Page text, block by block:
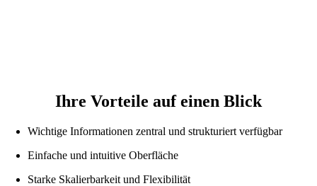
Ihre Vorteile auf einen Blick
Wichtige Informationen zentral und strukturiert verfügbar
Einfache und intuitive Oberfläche
Starke Skalierbarkeit und Flexibilität